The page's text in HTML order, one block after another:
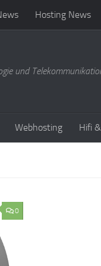
Hosting News
und
Webhosting Hifi
0